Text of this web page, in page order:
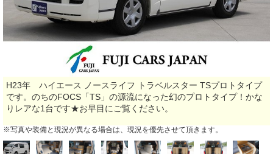
H23年 ハイエース ノースライフ トラベルスター TSプロトタイプ
です。のちのFOCS「TS」の源流になった幻のプロトタイプ！かな
りレアな1台です★お早目にご覧ください。
※写真や装備と現況が異なる場合は、現況を優先させて頂きます。